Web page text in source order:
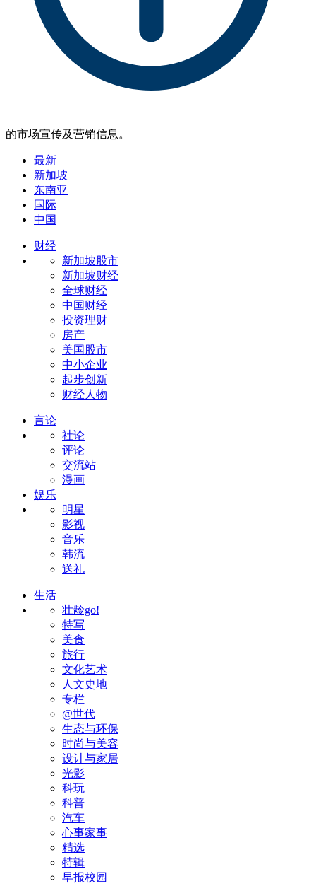
的市场宣传及营销信息。
最新
新加坡
东南亚
国际
中国
财经
新加坡股市
新加坡财经
全球财经
中国财经
投资理财
房产
美国股市
中小企业
起步创新
财经人物
言论
社论
评论
交流站
漫画
娱乐
明星
影视
音乐
韩流
送礼
生活
壮龄go!
特写
美食
旅行
文化艺术
人文史地
专栏
@世代
生态与环保
时尚与美容
设计与家居
光影
科玩
科普
汽车
心事家事
精选
特辑
早报校园